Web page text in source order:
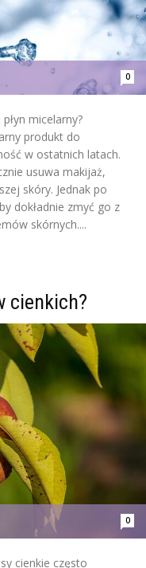
0
micelarny?
produkt do
w ostatnich latach.
usuwa makijaż,
skóry. Jednak po
dokładnie zmyć go z
skórnych....
cienkich?
0
cienkie często